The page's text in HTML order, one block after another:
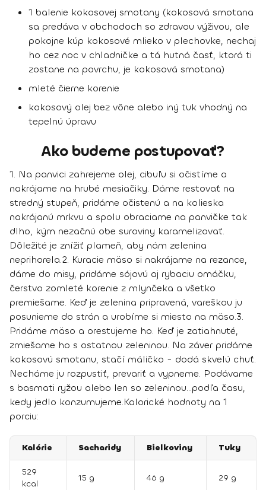
1 balenie kokosovej smotany (kokosová smotana
sa predáva v obchodoch so zdravou výživou, ale
pokojne kúp kokosové mlieko v plechovke, nechaj
ho cez noc v chladničke a tá hutná časť, ktorá ti
zostane na povrchu, je kokosová smotana)
mleté čierne korenie
kokosový olej bez vône alebo iný tuk vhodný na
tepelnú úpravu
Ako budeme postupovať?
1. Na panvici zahrejeme olej, cibuľu si očistíme a
nakrájame na hrubé mesiačiky. Dáme restovať na
stredný stupeň, pridáme očistenú a na kolieska
nakrájanú mrkvu a spolu obraciame na panvičke tak
dlho, kým nezačnú obe suroviny karamelizovať.
Dôležité je znížiť plameň, aby nám zelenina
neprihorela.2. Kuracie mäso si nakrájame na rezance,
dáme do misy, pridáme sójovú aj rybaciu omáčku,
čerstvo zomleté korenie z mlynčeka a všetko
premiešame. Keď je zelenina pripravená, vareškou ju
posunieme do strán a urobíme si miesto na mäso.3.
Pridáme mäso a orestujeme ho. Keď je zatiahnuté,
zmiešame ho s ostatnou zeleninou. Na záver pridáme
kokosovú smotanu, stačí máličko - dodá skvelú chuť.
Necháme ju rozpustiť, prevariť a vypneme. Podávame
s basmati ryžou alebo len so zeleninou...podľa času,
kedy jedlo konzumujeme.Kalorické hodnoty na 1
porciu:
Kalórie Sacharidy Bielkoviny Tuky
529
kcal
15 g 46 g 29 g